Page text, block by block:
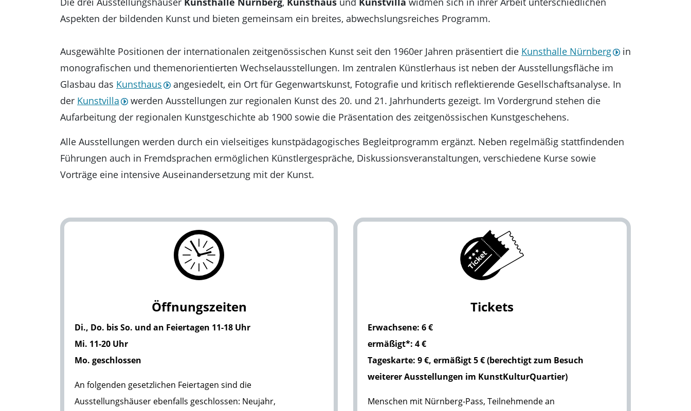
Aspekten der bildenden Kunst und bieten gemeinsam ein breites, abwechslungsreiches Programm.
Ausgewählte Positionen der internationalen zeitgenössischen Kunst seit den 1960er Jahren präsentiert die Kunsthalle Nürnberg
in
monografischen und themenorientierten Wechselausstellungen. Im zentralen Künstlerhaus ist neben der Ausstellungsfläche im
Glasbau das Kunsthaus
angesiedelt, ein Ort für Gegenwartskunst, Fotografie und kritisch reflektierende Gesellschaftsanalyse. In
der Kunstvilla
werden Ausstellungen zur regionalen Kunst des 20. und 21. Jahrhunderts gezeigt. Im Vordergrund stehen die
Aufarbeitung der regionalen Kunstgeschichte ab 1900 sowie die Präsentation des zeitgenössischen Kunstgeschehens.
Alle Ausstellungen werden durch ein vielseitiges kunstpädagogisches Begleitprogramm ergänzt. Neben regelmäßig stattfindenden
Führungen auch in Fremdsprachen ermöglichen Künstlergespräche, Diskussionsveranstaltungen, verschiedene Kurse sowie
Vorträge eine intensive Auseinandersetzung mit der Kunst.
Öffnungszeiten
Di., Do. bis So. und an Feiertagen 11-18 Uhr
Mi. 11-20 Uhr
Mo. geschlossen
An folgenden gesetzlichen Feiertagen sind die
Ausstellungshäuser ebenfalls geschlossen: Neujahr,
Tickets
Erwachsene: 6 €
ermäßigt*: 4 €
Tageskarte: 9 €, ermäßigt 5 € (berechtigt zum Besuch
weiterer Ausstellungen im KunstKulturQuartier)
Menschen mit Nürnberg-Pass, Teilnehmende an